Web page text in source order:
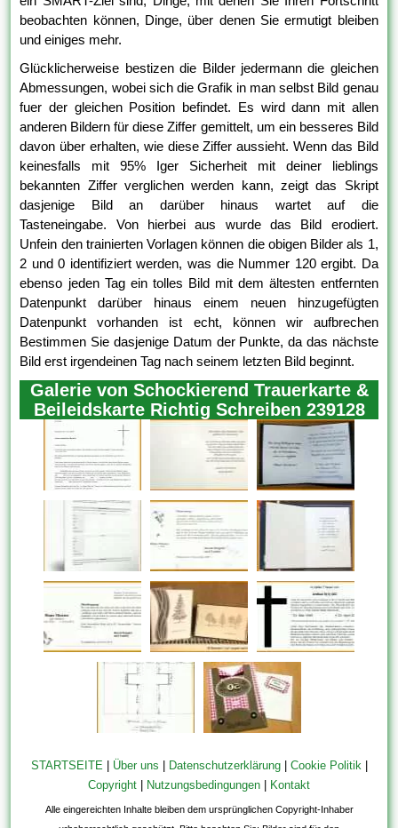
beobachten können, Dinge, über denen Sie ermutigt bleiben
und einiges mehr.
Glücklicherweise bestizen die Bilder jedermann die gleichen
Abmessungen, wobei sich die Grafik in man selbst Bild genau
fuer der gleichen Position befindet. Es wird dann mit allen
anderen Bildern für diese Ziffer gemittelt, um ein besseres Bild
davon über erhalten, wie diese Ziffer aussieht. Wenn das Bild
keinesfalls mit 95% Iger Sicherheit mit deiner lieblings
bekannten Ziffer verglichen werden kann, zeigt das Skript
dasjenige Bild an darüber hinaus wartet auf die
Tasteneingabe. Von hierbei aus wurde das Bild erodiert.
Unfein den trainierten Vorlagen können die obigen Bilder als 1,
2 und 0 identifiziert werden, was die Nummer 120 ergibt. Da
ebenso jeden Tag ein tolles Bild mit dem ältesten entfernten
Datenpunkt darüber hinaus einem neuen hinzugefügten
Datenpunkt vorhanden ist echt, können wir aufbrechen
Bestimmen Sie dasjenige Datum der Punkte, da das nächste
Bild erst irgendeinen Tag nach seinem letzten Bild beginnt.
Galerie von Schockierend Trauerkarte &
Beileidskarte Richtig Schreiben 239128
STARTSEITE| Über uns Datenschutzerklärung| Cookie Politik|
Copyright
Nutzungsbedingungen Kontakt
Alle eingereichten Inhalte bleiben dem ursprünglichen Copyright-Inhaber